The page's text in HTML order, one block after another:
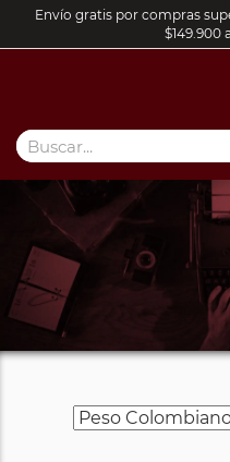
Envío gratis por compras
$149.900